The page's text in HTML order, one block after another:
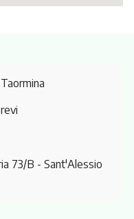
73/B - Sant'Alessio